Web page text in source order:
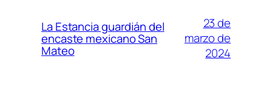
La Estancia guardián del
encaste mexicano San
Mateo
23 de
marzo de
2024